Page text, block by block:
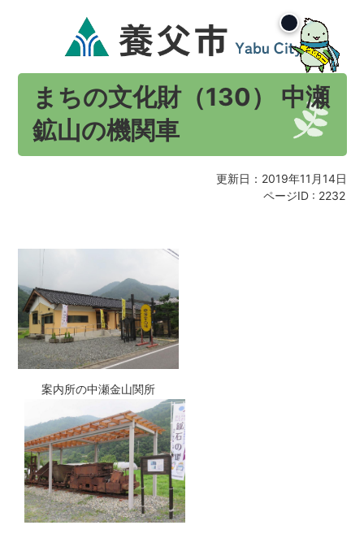
まちの文化財（130） 中瀬
鉱山の機関車
更新日：2019年11月14日
ページID : 2232
案内所の中瀬金山関所